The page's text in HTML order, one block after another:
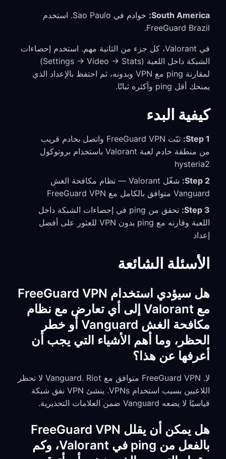
South America:
خوادم في Sao Paulo. استخدم
FreeGuard Brazil.
في Valorant، كل جزء من الثانية مهم. استخدم إحصاءات
الشبكة داخل اللعبة (Settings → Video → Stats)
لمقارنة ping مع VPN وبدونه، ثم احتفظ بالإعداد الذي
يمنحك أقل ping وأكثره ثباتًا.
كيفية البدء
Step 1:
ثبّت FreeGuard VPN واتصل بخادم قريب
من منطقة خادم لعبة Valorant باستخدام بروتوكول
hysteria2
Step 2:
شغّل Valorant — نظام مكافحة الغش
Vanguard متوافق بالكامل مع FreeGuard VPN
Step 3:
تحقق من ping في إحصاءات الشبكة داخل
اللعبة وقارنه مع ping بدون VPN للعثور على أفضل
إعداد
الأسئلة الشائعة
هل سيؤدي استخدام FreeGuard VPN
مع Valorant إلى أي تعارض مع نظام
مكافحة الغش Vanguard أو خطر
الحظر، وما أهم الأشياء التي يجب أن
أعرفها عن هذا؟
لا. FreeGuard VPN متوافق مع Vanguard. Riot لا تحظر
اللاعبين بسبب استخدام VPNs. ينشئ VPN نفق شبكة
قياسيًا لا يضعه Vanguard ضمن العلامات التحذيرية.
هل يمكن أن يقلل FreeGuard VPN
بالفعل من ping في Valorant، وكم